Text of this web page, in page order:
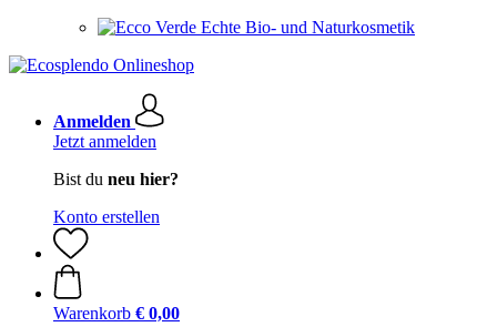
Echte Bio- und Naturkosmetik
Anmelden
Jetzt anmelden
Bist du neu hier?
Konto erstellen
Warenkorb € 0,00